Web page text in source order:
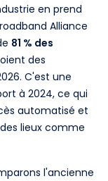
en prend
Alliance
81 % des
des
C'est une
à 2024, ce qui
automatisé et
lieux comme
l'ancienne